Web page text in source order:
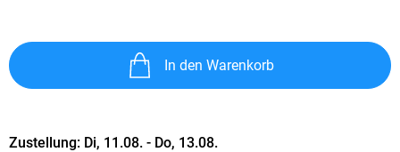
In den Warenkorb
Zustellung: Di, 11.08. - Do, 13.08.